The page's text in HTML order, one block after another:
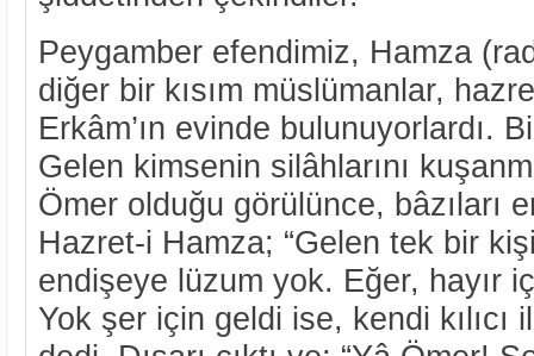
Peygamber efendimiz, Hamza
diğer bir kısım müslümanlar,
Erkâm’ın evinde bulunuyorlardı.
Gelen kimsenin silâhlarını
Ömer olduğu görülünce, bâzıları
Hazret-i Hamza; “Gelen tek bir
endişeye lüzum yok. Eğer, hayır
Yok şer için geldi ise, kendi kılıcı